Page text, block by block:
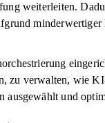
weiterleiten.
minderwertiger
zu verwalten, wie
ausgewählt und